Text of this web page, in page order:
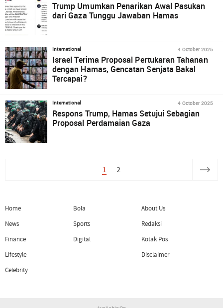
Trump Umumkan Penarikan Awal Pasukan
dari Gaza Tunggu Jawaban Hamas
International 4 October 2025
Israel Terima Proposal Pertukaran Tahanan
dengan Hamas, Gencatan Senjata Bakal
Tercapai?
International 4 October 2025
Respons Trump, Hamas Setujui Sebagian
Proposal Perdamaian Gaza
1 2
Home
News
Finance
Lifestyle
Celebrity
Bola
Sports
Digital
About Us
Redaksi
Kotak Pos
Disclaimer